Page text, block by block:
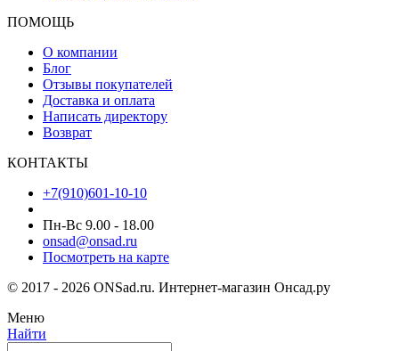
ПОМОЩЬ
О компании
Блог
Отзывы покупателей
Доставка и оплата
Написать директору
Возврат
КОНТАКТЫ
+7(910)601-10-10
Пн-Вс 9.00 - 18.00
onsad@onsad.ru
Посмотреть на карте
© 2017 - 2026 ONSad.ru. Интернет-магазин Онсад.ру
Меню
Найти